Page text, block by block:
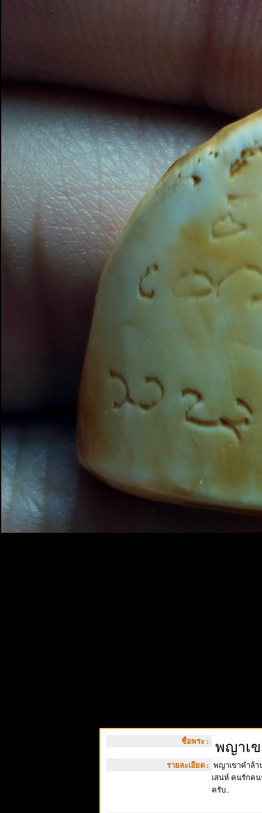
ชื่อพระ : พญาเ
รายละเอียด : พญาเขาคำล้า
เสน่ห์ คนรักค
ครับ..